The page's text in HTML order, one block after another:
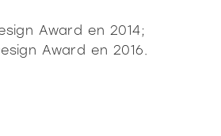
Award en 2014;
Award en 2016.